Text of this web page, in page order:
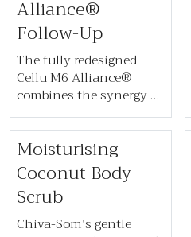
Alliance®
Follow-Up
The fully redesigned
Cellu M6 Alliance®
combines the synergy of
2 science-approved
technologies that allows
fat elimination, while
improving skin quality
at the same time. This is
a tailor-made treatment
for simultaneous
Moisturising
Coconut Body
Scrub
Chiva-Som’s gentle